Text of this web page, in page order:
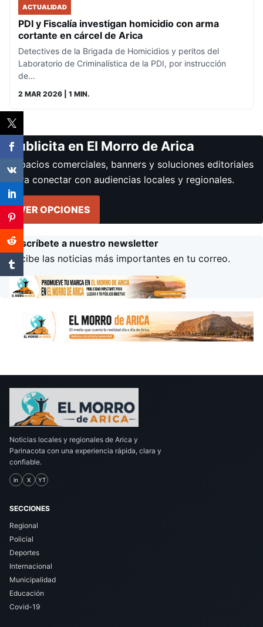
ACTUALIDAD
PDI y Fiscalía investigan homicidio con arma
cortante en cárcel de Arica
Detectives de la Brigada de Homicidios y peritos del
Laboratorio de Criminalística de la PDI, por instrucción
de…
2 MAR 2026 | 1 MIN.
Publicita en El Morro de Arica
Espacios comerciales, banners y soluciones editoriales
para conectar con audiencias locales y regionales.
VER OPCIONES
Suscríbete a nuestro newsletter
Recibe las noticias más importantes en tu correo.
Noticias locales y regionales de Arica y
Parinacota con una experiencia rápida, clara y
confiable.
in X YT
SECCIONES
Regional
Policial
Deportes
Internacional
Municipalidad
Educación
Covid-19